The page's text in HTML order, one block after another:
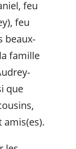
feu
feu
beaux-
famille
que
amis(es).